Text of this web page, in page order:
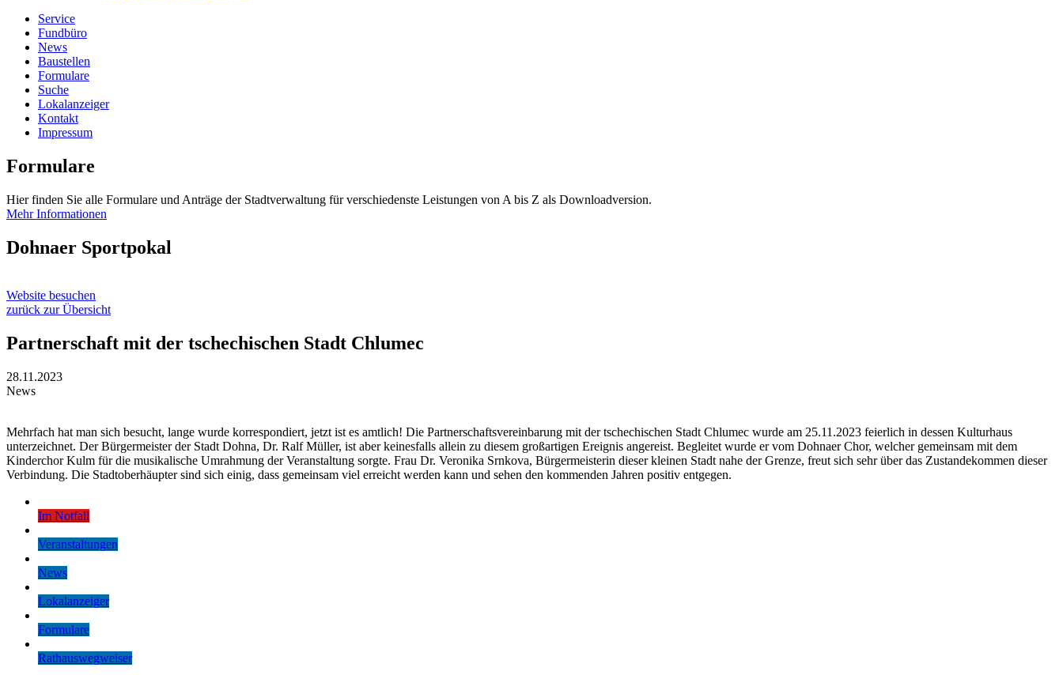
Service
Fundbüro
News
Baustellen
Formulare
Suche
Lokalanzeiger
Kontakt
Impressum
Formulare
Hier finden Sie alle Formulare und Anträge der Stadtverwaltung für verschiedenste Leistungen von A bis Z als Downloadversion.
Mehr Informationen
Dohnaer Sportpokal
Website besuchen
zurück zur Übersicht
Partnerschaft mit der tschechischen Stadt Chlumec
28.11.2023
News
Mehrfach hat man sich besucht, lange wurde korrespondiert, jetzt ist es amtlich! Die Partnerschaftsvereinbarung mit der tschechischen Stadt Chlumec wurde am 25.11.2023 feierlich in dessen Kulturhaus
unterzeichnet. Der Bürgermeister der Stadt Dohna, Dr. Ralf Müller, ist aber keinesfalls allein zu diesem großartigen Ereignis angereist. Begleitet wurde er vom Dohnaer Chor, welcher gemeinsam mit dem
Kinderchor Kulm für die musikalische Umrahmung der Veranstaltung sorgte. Frau Dr. Veronika Srnkova, Bürgermeisterin dieser kleinen Stadt nahe der Grenze, freut sich sehr über das Zustandekommen dieser
Verbindung. Die Stadtoberhäupter sind sich einig, dass gemeinsam viel erreicht werden kann und sehen den kommenden Jahren positiv entgegen.
Im Notfall
Veranstaltungen
News
Lokalanzeiger
Formulare
Rathauswegweiser